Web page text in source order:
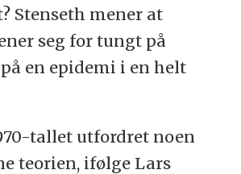
Stenseth mener at
seg for tungt på
en epidemi i en helt
tallet utfordret noen
teorien, ifølge Lars